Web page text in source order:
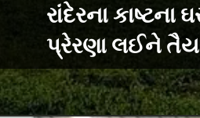
રાંદેરના કાષ્ટના
પ્રેરણા લઈને